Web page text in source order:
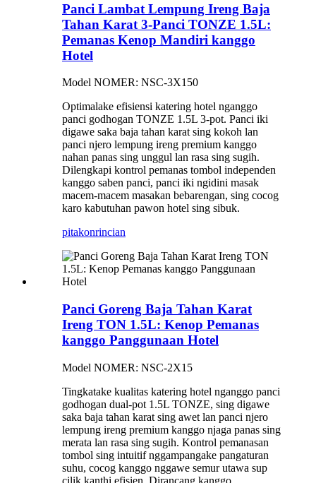
Panci Lambat Lempung Ireng Baja
Tahan Karat 3-Panci TONZE 1.5L:
Pemanas Kenop Mandiri kanggo
Hotel
Model NOMER: NSC-3X150
Optimalake efisiensi katering hotel nganggo
panci godhogan TONZE 1.5L 3-pot. Panci iki
digawe saka baja tahan karat sing kokoh lan
panci njero lempung ireng premium kanggo
nahan panas sing unggul lan rasa sing sugih.
Dilengkapi kontrol pemanas tombol independen
kanggo saben panci, panci iki ngidini masak
macem-macem masakan bebarengan, sing cocog
karo kabutuhan pawon hotel sing sibuk.
pitakonrincian
Panci Goreng Baja Tahan Karat
Ireng TON 1.5L: Kenop Pemanas
kanggo Panggunaan Hotel
Model NOMER: NSC-2X15
Tingkatake kualitas katering hotel nganggo panci
godhogan dual-pot 1.5L TONZE, sing digawe
saka baja tahan karat sing awet lan panci njero
lempung ireng premium kanggo njaga panas sing
merata lan rasa sing sugih. Kontrol pemanasan
tombol sing intuitif nggampangake pangaturan
suhu, cocog kanggo nggawe semur utawa sup
cilik kanthi efisien. Dirancang kanggo